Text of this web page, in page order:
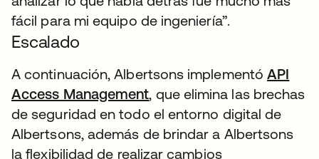
fácil para mi equipo de ingeniería”.
Escalado
A continuación, Albertsons implementóAPI
Access Management, que elimina las brechas
de seguridad en todo el entorno digital de
Albertsons, además de brindar a Albertsons
la flexibilidad de realizar cambios